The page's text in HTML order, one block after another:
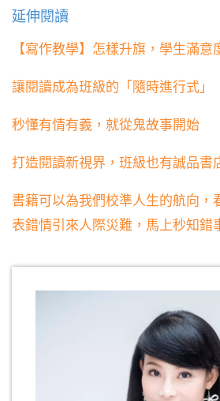
延伸閱讀
【寫作教學】怎樣升旗，學生滿意
讓閱讀成為班級的「隨時進行式」
秒懂有情有義，就從鬼故事開始
打造閱讀新視界，班級也有誠品書
書籍可以為我們校準人生的航向，
表錯情引來人際災難，馬上秒知錯